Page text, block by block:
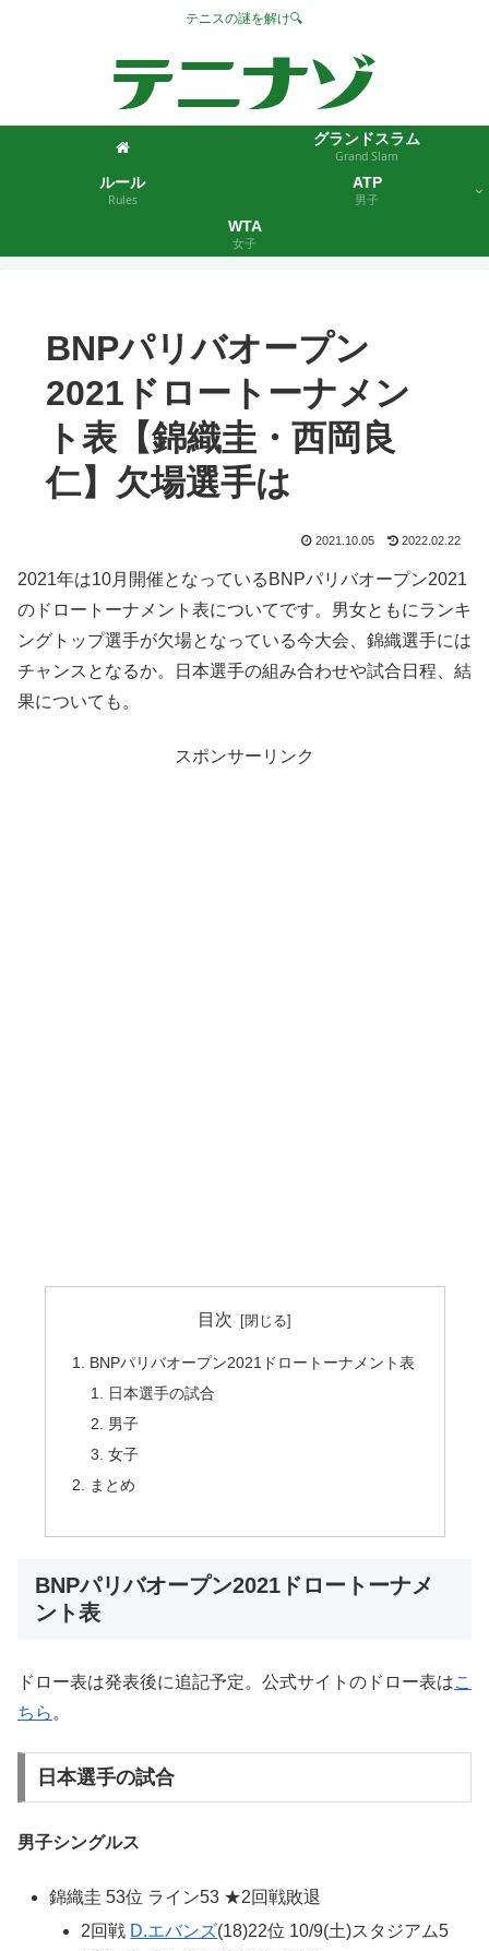
テニスの謎を解け🔍
グランドスラム
Grand Slam
ルール
Rules
ATP
男子
WTA
女子
BNPパリバオープン
2021ドロートーナメン
ト表【錦織圭・西岡良
仁】欠場選手は
2021.10.05 2022.02.22
2021年は10月開催となっているBNPパリバオープン2021
のドロートーナメント表についてです。男女ともにランキ
ングトップ選手が欠場となっている今大会、錦織選手には
チャンスとなるか。日本選手の組み合わせや試合日程、結
果についても。
スポンサーリンク
目次
BNPパリバオープン2021ドロートーナメント表
日本選手の試合
男子
女子
まとめ
BNPパリバオープン2021ドロートーナメ
ント表
ドロー表は発表後に追記予定。公式サイトのドロー表はこ
ちら 。
日本選手の試合
男子シングルス
錦織圭 53位 ライン53 ★2回戦敗退
2回戦 D.エバンズ(18)22位 10/9(土)スタジアム5